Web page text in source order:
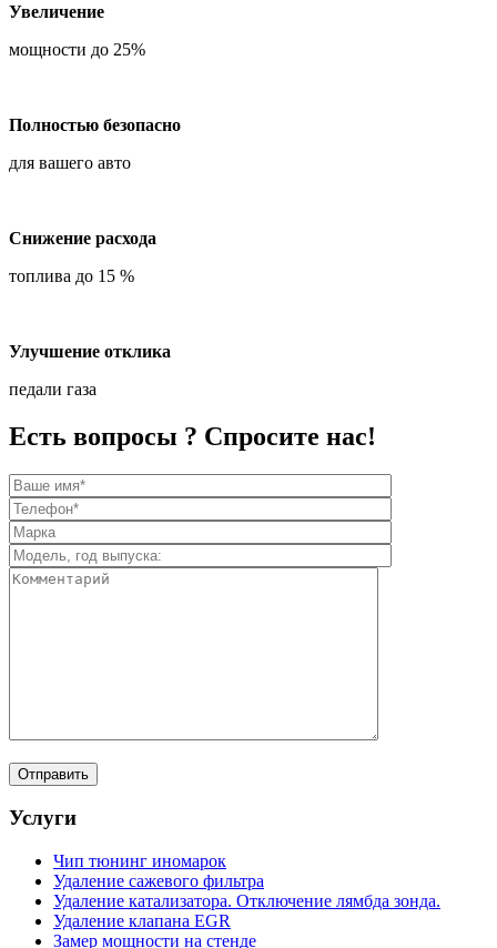
Увеличение
мощности до 25%
Полностью безопасно
для вашего авто
Снижение расхода
топлива до 15 %
Улучшение отклика
педали газа
Есть вопросы ? Спросите нас!
Услуги
Чип тюнинг иномарок
Удаление сажевого фильтра
Удаление катализатора. Отключение лямбда зонда.
Удаление клапана EGR
Замер мощности на стенде